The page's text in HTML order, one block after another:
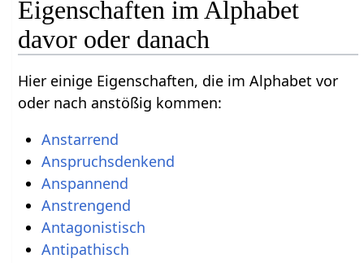
Eigenschaften im Alphabet
davor oder danach
Hier einige Eigenschaften, die im Alphabet vor
oder nach anstößig kommen:
Anstarrend
Anspruchsdenkend
Anspannend
Anstrengend
Antagonistisch
Antipathisch